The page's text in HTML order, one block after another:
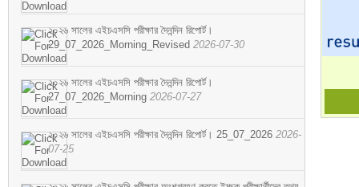
২০২৬ সালের এইচএসসি পরীক্ষার দৈনন্দিন রিপোর্ট।
29_07_2026_Morning_Revised 2026-07-30
২০২৬ সালের এইচএসসি পরীক্ষার দৈনন্দিন রিপোর্ট।
27_07_2026_Morning 2026-07-27
২০২৬ সালের এইচএসসি পরীক্ষার দৈনন্দিন রিপোর্ট। 25_07_2026 2026-
07-25